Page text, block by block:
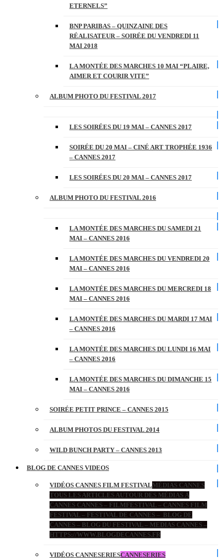
ETERNELS”
BNP PARIBAS – QUINZAINE DES
RÉALISATEUR – SOIRÉE DU VENDREDI 11
MAI 2018
LA MONTÉE DES MARCHES 10 MAI “PLAIRE,
AIMER ET COURIR VITE”
ALBUM PHOTO DU FESTIVAL 2017
LES SOIRÉES DU 19 MAI – CANNES 2017
SOIRÉE DU 20 MAI – CINÉ ART TROPHÉE 1936
– CANNES 2017
LES SOIRÉES DU 20 MAI – CANNES 2017
ALBUM PHOTO DU FESTIVAL 2016
LA MONTÉE DES MARCHES DU SAMEDI 21
MAI – CANNES 2016
LA MONTÉE DES MARCHES DU VENDREDI 20
MAI – CANNES 2016
LA MONTÉE DES MARCHES DU MERCREDI 18
MAI – CANNES 2016
LA MONTÉE DES MARCHES DU MARDI 17 MAI
– CANNES 2016
LA MONTÉE DES MARCHES DU LUNDI 16 MAI
– CANNES 2016
LA MONTÉE DES MARCHES DU DIMANCHE 15
MAI – CANNES 2016
SOIRÉE PETIT PRINCE – CANNES 2015
ALBUM PHOTOS DU FESTIVAL 2014
WILD BUNCH PARTY – CANNES 2013
BLOG DE CANNES VIDEOS
VIDÉOS CANNES FILM FESTIVALMÉDIAS CANNES
TOUS LES ARTICLES AUTOUR DES MÉDIAS À
CANNES CANNES – FILMFESTIVAL – CANNES FILM
FESTIVAL – FESTIVAL DE CANNES – BLOG DE
CANNES – BLOG DU FESTIVAL – MEDIAS CANNES –
HTTPS://WWW.BLOGDECANNES.FR
VIDÉOS CANNESERIESCANNESERIES